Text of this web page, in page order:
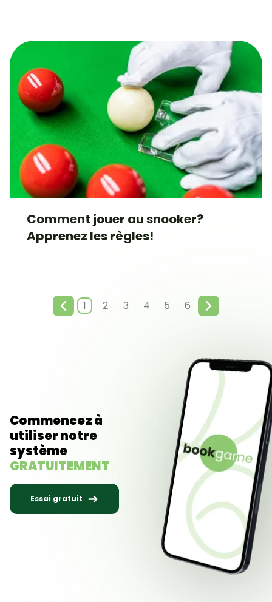
Comment jouer au snooker?
Apprenez les règles!
1 2 3 4 5 6
Commencez à
utiliser notre
système
GRATUITEMENT
Essai gratuit